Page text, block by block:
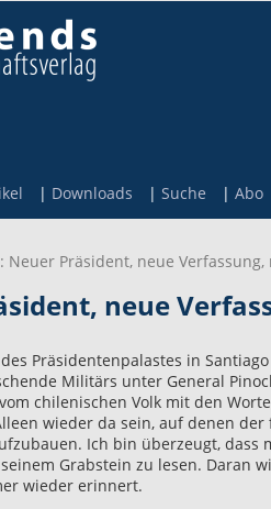
Downloads Suche Abo
Neuer Präsident, neue Verfassung,
neue
Präsidentenpalastes in
Militärs unter General
chilenischen Volk mit den
wieder da sein, auf denen
Ich bin überzeugt,
Grabstein zu lesen. Daran
wieder erinnert.